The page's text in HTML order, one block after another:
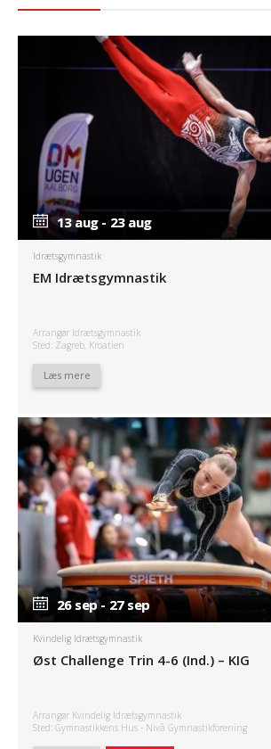
13 aug - 23 aug
13 aug - 23 aug
Idrætsgymnastik
EM Idrætsgymnastik
Arrangør Idrætsgymnastik
Sted: Zagreb, Kroatien
Læs mere
26 sep - 27 sep
26 sep - 27 sep
Kvindelig Idrætsgymnastik
Øst Challenge Trin 4-6 (Ind.) – KIG
Arrangør Kvindelig Idrætsgymnastik
Sted: Gymnastikkens Hus - Nivå Gymnastikforening